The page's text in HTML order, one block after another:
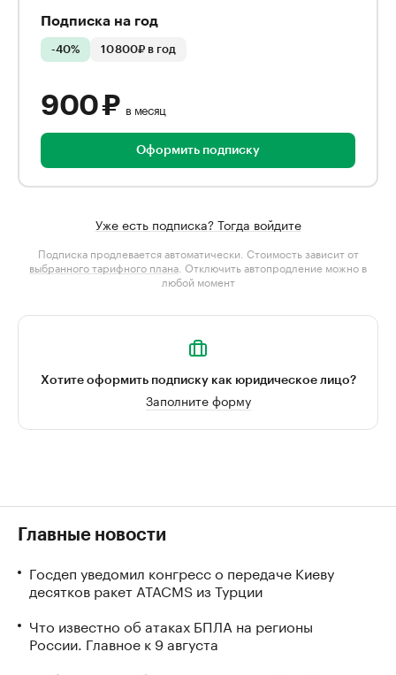
Подписка на год
-40% 10 800₽ в год
900 ₽ в месяц
Оформить подписку
Уже есть подписка? Тогда войдите
Подписка продлевается автоматически. Стоимость зависит от
выбранного тарифного плана . Отключить автопродление можно в
любой момент
Хотите оформить подписку как юридическое лицо?
Заполните форму
Главные новости
Госдеп уведомил конгресс о передаче Киеву
десятков ракет ATACMS из Турции
Что известно об атаках БПЛА на регионы
России. Главное к 9 августа